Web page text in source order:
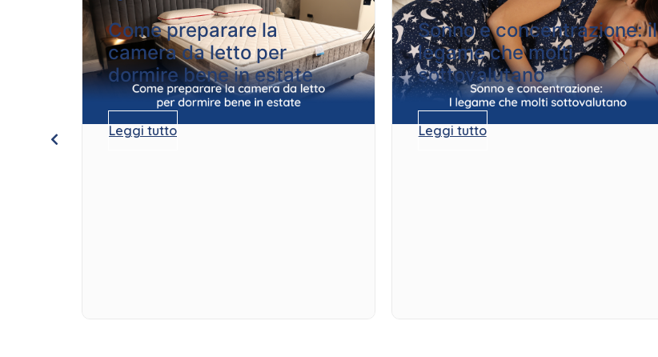
Come preparare la
camera da letto per
dormire bene in estate
Leggi tutto
Sonno e concentrazione: il
legame che molti
sottovalutano
Leggi tutto